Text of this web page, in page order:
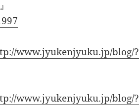
www.jyukenjyuku.jp/blog/?
www.jyukenjyuku.jp/blog/?